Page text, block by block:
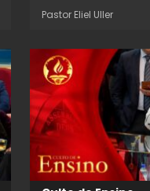
Pastor Eliel Uller